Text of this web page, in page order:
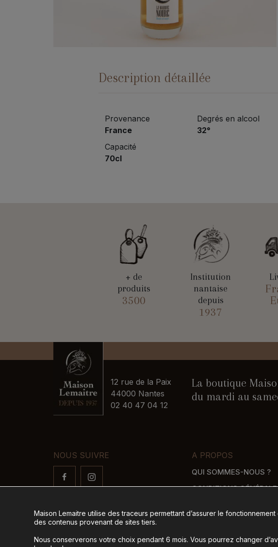
Description détaillée
Provenance
France
Capacité
70cl
Degrés en alcool
32°
+ de
produits
3500
Institution
nantaise
depuis
1937
12 rue de la Paix
44000 Nantes
02 40 47 04 12
La boutique
du mardi au
NOUS SUIVRE A PROPOS
QUI SOMMES-NOUS ?
CONDITIONS
MODES DE PAIEMENT
Maison Lemaitre utilise des traceurs permettant d’assurer le
des contenus provenant de sites tiers.
Nous conserverons votre choix pendant 6 mois. Vous pourrez changer